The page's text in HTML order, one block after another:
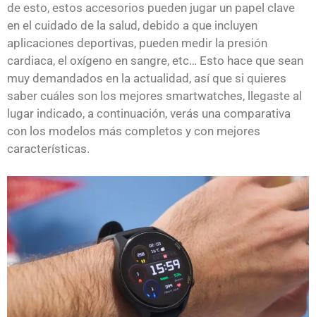
de esto, estos accesorios pueden jugar un papel clave
en el cuidado de la salud, debido a que incluyen
aplicaciones deportivas, pueden medir la presión
cardiaca, el oxígeno en sangre, etc… Esto hace que sean
muy demandados en la actualidad, así que si quieres
saber cuáles son los mejores smartwatches, llegaste al
lugar indicado, a continuación, verás una comparativa
con los modelos más completos y con mejores
características.